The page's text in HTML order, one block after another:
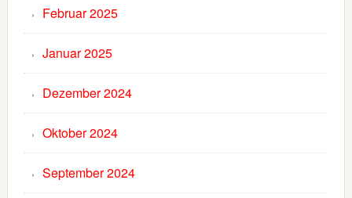
Februar 2025
Januar 2025
Dezember 2024
Oktober 2024
September 2024